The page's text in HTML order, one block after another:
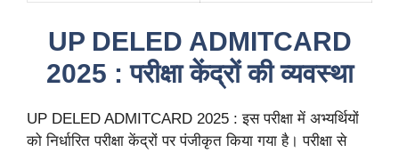
UP DELED ADMITCARD
2025 : परीक्षा केंद्रों की व्यवस्था
UP DELED ADMITCARD 2025 : इस परीक्षा में अभ्यर्थियों
को निर्धारित परीक्षा केंद्रों पर पंजीकृत किया गया है। परीक्षा से